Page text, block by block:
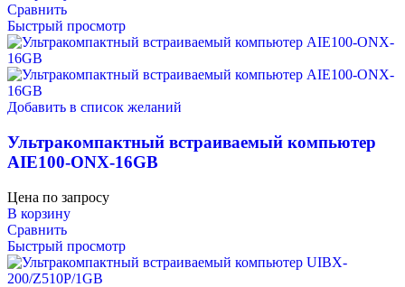
Сравнить
Быстрый просмотр
Добавить в список желаний
Ультракомпактный встраиваемый компьютер
AIE100-ONX-16GB
Цена по запросу
В корзину
Сравнить
Быстрый просмотр